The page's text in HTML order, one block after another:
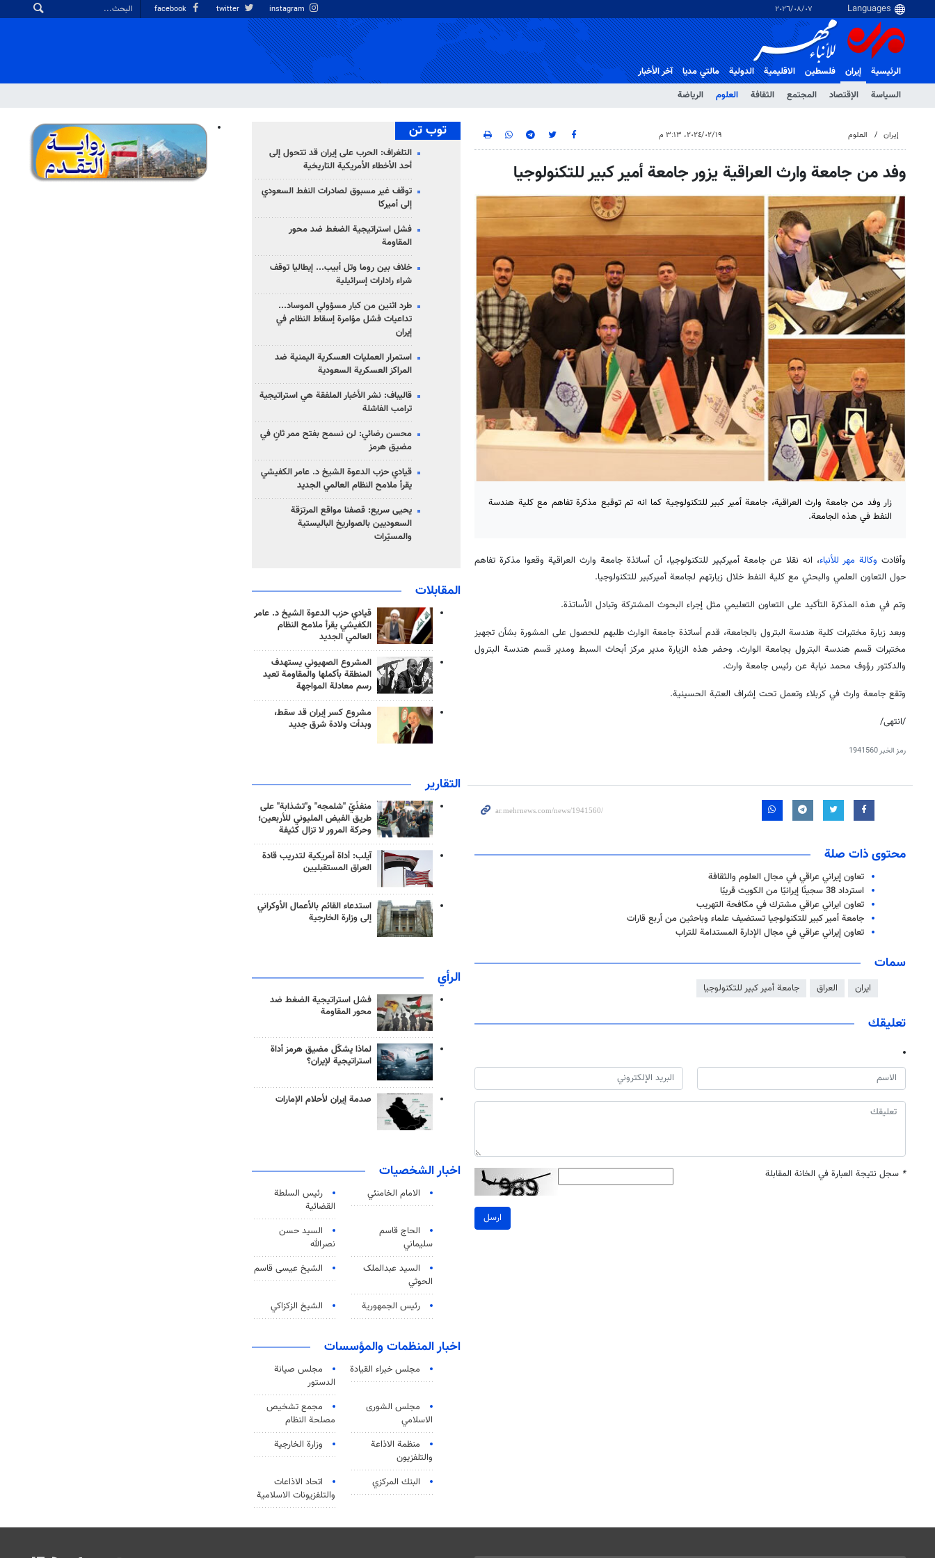
٠٧‏/٠٨‏/٢٠٢٦
الرئيسية
إيران
السياسة
الإقتصاد المجتمع الثقافة العلوم الرياضة
فلسطین الاقلیمیة الدولية مالتي مدیا آخر الأخبار
إيران العلوم ١٩‏/٠٢‏/٢٠٢٤، ٣:١٣ م
وفد من جامعة وارث العراقية يزور جامعة أمير كبير للتكنولوجيا
زار وفد من جامعة وارث العراقية، جامعة أمير كبير للتكنولوجية كما انه تم توقيع مذكرة تفاهم مع كلية هندسة
النفط في هذه الجامعة.
وأفادت وكالة مهر للأنباء، انه نقلا عن جامعة أميركبير للتكنولوجيا، أن أساتذة جامعة وارث العراقية وقعوا مذكرة تفاهم
حول التعاون العلمي والبحثي مع كلية النفط خلال زيارتهم لجامعة أميركبير للتكنولوجيا.
وتم في هذه المذكرة التأكيد على التعاون التعليمي مثل إجراء البحوث المشتركة وتبادل الأساتذة.
وبعد زيارة مختبرات كلية هندسة البترول بالجامعة، قدم أساتذة جامعة الوارث طلبهم للحصول على المشورة بشأن تجهيز
مختبرات قسم هندسة البترول بجامعة الوارث. وحضر هذه الزيارة مدير مركز أبحاث السبط ومدير قسم هندسة البترول
والدكتور رؤوف محمد نيابة عن رئيس جامعة وارث.
وتقع جامعة وارث في كربلاء وتعمل تحت إشراف العتبة الحسينية.
/انتهى/
رمز الخبر1941560
محتوى ذات صلة
تعاون إيراني عراقي في مجال العلوم والثقافة
استرداد 38 سجينًا إيرانيًا من الكويت قريبًا
تعاون ايراني عراقي مشترك في مكافحة التهريب
جامعة أمير كبير للتكنولوجيا تستضيف علماء وباحثين من أربع قارات
تعاون إيراني عراقي في مجال الإدارة المستدامة للتراب
سمات
ايران العراق جامعة أمير كبير للتكنولوجيا
تعليقك
* سجل نتيجة العبارة في الخانة المقابلة
ارسل
توب تن
التلغراف: الحرب على إيران قد تتحول إلى
أحد الأخطاء الأمريكية التاريخية
توقف غير مسبوق لصادرات النفط السعودي
إلى أميركا
فشل استراتيجية الضغط ضد محور
المقاومة
خلاف بين روما وتل أبيب... إيطاليا توقف
شراء رادارات إسرائيلية
طرد اثنين من كبار مسؤولي الموساد...
تداعيات فشل مؤامرة إسقاط النظام في
إيران
استمرار العمليات العسكرية اليمنية ضد
المراكز العسكرية السعودية
قاليباف: نشر الأخبار الملفقة هي استراتيجية
ترامب الفاشلة
محسن رضائي: لن نسمح بفتح ممر ثانٍ في
مضيق هرمز
قيادي حزب الدعوة الشيخ د. عامر الكفيشي
يقرأ ملامح النظام العالمي الجديد
يحيى سريع: قصفنا مواقع المرتزقة
السعوديين بالصواريخ الباليستية
والمسيّرات
المقابلات
قيادي حزب الدعوة الشيخ د. عامر
الكفيشي يقرأ ملامح النظام
العالمي الجديد
المشروع الصهيوني يستهدف
المنطقة بأكملها والمقاومة تعيد
رسم معادلة المواجهة
مشروع كسر إيران قد سقط،
وبدأت ولادة شرق جديد
التقارير
منفذَيّ "شلمجه" و"تشذابة" على
طريق الفيض المليوني للأربعين؛
وحركة المرور لا تزال كثيفة
آيلب: أداة أمريكية لتدريب قادة
العراق المستقبليين
استدعاء القائم بالأعمال الأوكراني
إلى وزارة الخارجية
الرأي
فشل استراتيجية الضغط ضد
محور المقاومة
لماذا يشكّل مضيق هرمز أداة
استراتيجية لإيران؟
صدمة إيران لأحلام الإمارات
اخبار الشخصيات
الامام الخامنئي
رئیس السلطة
القضائیة
الحاج قاسم
سليماني
السيد حسن
نصرالله
السید عبدالملک
الحوثي
الشيخ عيسى قاسم
رئيس الجمهورية الشيخ الزكزاكي
اخبار المنظمات والمؤسسات
مجلس خبراء القيادة
مجلس صيانة
الدستور
مجلس الشورى
الاسلامي
مجمع تشخيص
مصلحة النظام
منظمة الاذاعة
والتلفزیون
وزارة الخارجية
البنك المركزي
اتحاد الاذاعات
والتلفزيونات الاسلامية